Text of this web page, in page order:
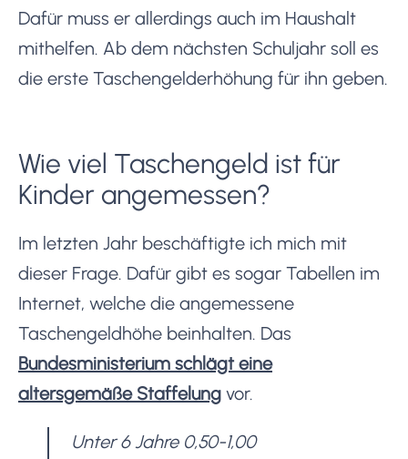
Dafür muss er allerdings auch im Haushalt
mithelfen. Ab dem nächsten Schuljahr soll es
die erste Taschengelderhöhung für ihn geben.
Wie viel Taschengeld ist für
Kinder angemessen?
Im letzten Jahr beschäftigte ich mich mit
dieser Frage. Dafür gibt es sogar Tabellen im
Internet, welche die angemessene
Taschengeldhöhe beinhalten. Das
Bundesministerium schlägt eine
altersgemäße Staffelung vor.
Unter 6 Jahre 0,50-1,00